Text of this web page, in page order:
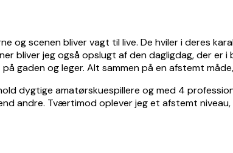
og scenen bliver vagt til live. De hviler i deres
bliver jeg også opslugt af den dagligdag, der
gaden og leger. Alt sammen på en afstemt
dygtige amatørskuespillere og med 4
andre. Tværtimod oplever jeg et afstemt